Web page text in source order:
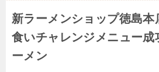
新ラーメンショップ徳島
食いチャレンジメニュー成
ーメン